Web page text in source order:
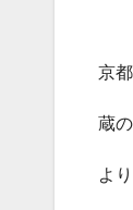
京
蔵
よ